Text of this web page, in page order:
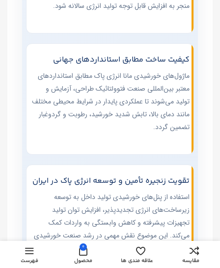
منجر به افزایش قابل توجه تولید انرژی سالانه شود.
کیفیت ساخت مطابق استانداردهای جهانی
ماژول‌های خورشیدی مانا انرژی پاک مطابق استانداردهای
معتبر بین‌المللی صنعت فتوولتائیک طراحی، آزمایش و
تولید می‌شوند تا عملکردی پایدار در شرایط محیطی مختلف
مانند دمای بالا، تابش شدید خورشید، رطوبت و گردوغبار
تضمین گردد.
تقویت زنجیره تأمین و توسعه انرژی پاک در ایران
استفاده از پنل‌های خورشیدی تولید داخل به توسعه
زیرساخت‌های انرژی تجدیدپذیر، افزایش توان تولید
تجهیزات پیشرفته و کاهش وابستگی به واردات کمک
می‌کند. این موضوع نقش مهمی در رشد صنعت خورشیدی
کشور و گسترش استفاده از انرژی‌های پاک ایفا می‌کند.
مقایسه علاقه مندی ها
0
محصول فهرست